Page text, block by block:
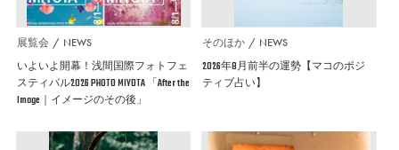
展覧会 NEWS
いよいよ開幕！浅間国際フォトフェ
スティバル2026 PHOTO MIYOTA 「After the
Image｜イメージのその後」
そのほか NEWS
2026年8月前半の運勢【マコのポジ
ティブ占い】